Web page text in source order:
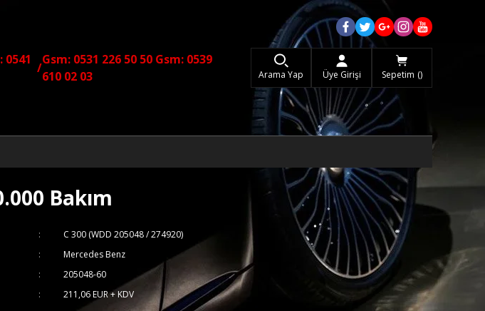
0541
/
Gsm: 0531 226 50 50 Gsm: 0539
610 02 03
Arama Yap Üye Girişi Sepetim
Bakım
C 300 (WDD 205048 / 274920)
Mercedes Benz
205048-60
211,06 EUR + KDV